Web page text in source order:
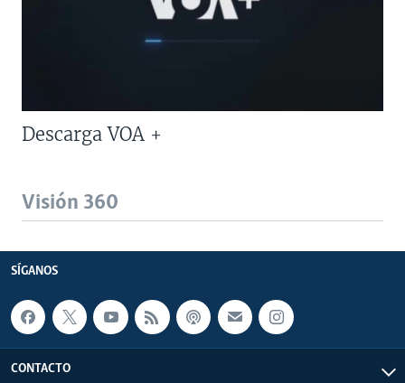
Descarga VOA +
Visión 360
SÍGANOS
CONTACTO